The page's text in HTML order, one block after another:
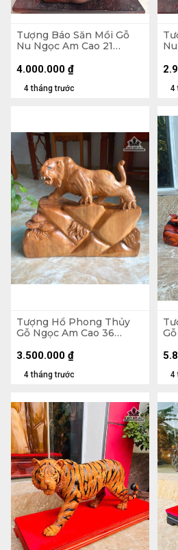
Tượng Báo Săn Mồi Gỗ
Nu Ngọc Am Cao 21
4 tháng trước
4.000.000 ₫
4
Tượng Hổ Phong Thủy
Gỗ Ngọc Am Cao 36
9kg
4 tháng trước
3.500.000 ₫
4